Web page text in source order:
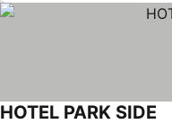
HOTEL PARK SIDE